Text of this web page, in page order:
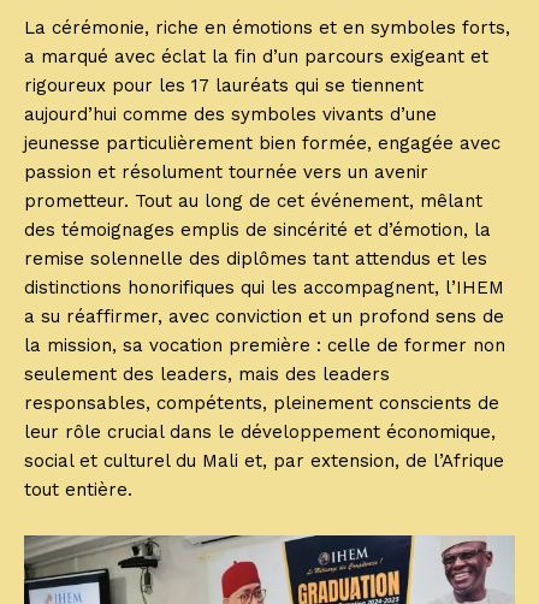
La cérémonie, riche en émotions et en symboles forts,
a marqué avec éclat la fin d’un parcours exigeant et
rigoureux pour les 17 lauréats qui se tiennent
aujourd’hui comme des symboles vivants d’une
jeunesse particulièrement bien formée, engagée avec
passion et résolument tournée vers un avenir
prometteur. Tout au long de cet événement, mêlant
des témoignages emplis de sincérité et d’émotion, la
remise solennelle des diplômes tant attendus et les
distinctions honorifiques qui les accompagnent, l’IHEM
a su réaffirmer, avec conviction et un profond sens de
la mission, sa vocation première : celle de former non
seulement des leaders, mais des leaders
responsables, compétents, pleinement conscients de
leur rôle crucial dans le développement économique,
social et culturel du Mali et, par extension, de l’Afrique
tout entière.